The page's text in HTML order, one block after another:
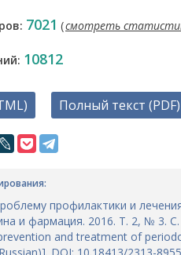
7021 (смотреть
10812
Полный текст (PDF)
профилактики и
и фармация. 2016. Т. 2, № 3.
and treatment of